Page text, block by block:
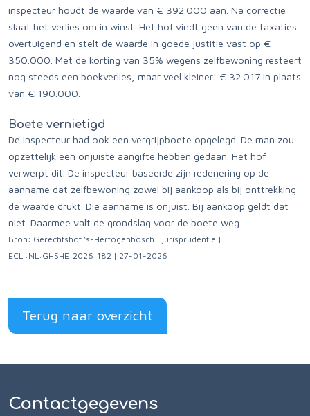
inspecteur houdt de waarde van € 392.000 aan. Na correctie
slaat het verlies om in winst. Het hof vindt geen van de taxaties
overtuigend en stelt de waarde in goede justitie vast op €
350.000. Met de korting van 35% wegens zelfbewoning resteert
nog steeds een boekverlies, maar veel kleiner: € 32.017 in plaats
van € 190.000.
Boete vernietigd
De inspecteur had ook een vergrijpboete opgelegd. De man zou
opzettelijk een onjuiste aangifte hebben gedaan. Het hof
verwerpt dit. De inspecteur baseerde zijn redenering op de
aanname dat zelfbewoning zowel bij aankoop als bij onttrekking
de waarde drukt. Die aanname is onjuist. Bij aankoop geldt dat
niet. Daarmee valt de grondslag voor de boete weg.
Bron: Gerechtshof ‘s-Hertogenbosch | jurisprudentie |
ECLI:NL:GHSHE:2026:182 | 27-01-2026
Terug naar overzicht
Contactgegevens